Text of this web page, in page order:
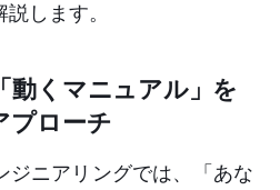
します。
動くマニュアル」を
プローチ
ジニアリングでは、「あな